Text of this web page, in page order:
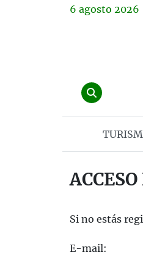
6 agosto 2026
Si no estás
E-mail: